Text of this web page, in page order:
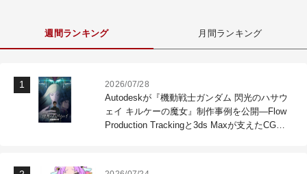
週間ランキング 月間ランキング
2026/07/28
Autodeskが『機動戦士ガンダム 閃光のハサウ
ェイ キルケーの魔女』制作事例を公開―Flow
Production Trackingと3ds Maxが支えたCG制